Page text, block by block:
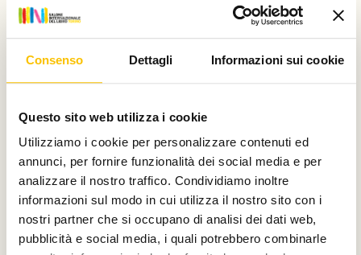
Consenso Dettagli Informazioni sui cookie
Questo sito web utilizza i cookie
Utilizziamo i cookie per personalizzare contenuti ed
annunci, per fornire funzionalità dei social media e per
analizzare il nostro traffico. Condividiamo inoltre
informazioni sul modo in cui utilizza il nostro sito con i
nostri partner che si occupano di analisi dei dati web,
pubblicità e social media, i quali potrebbero combinarle
Scopri tutte le manifestazioni letterarie di 10 regioni
italiane che nel 2026 hanno partecipato alla quarta
edizione del progetto "Luci sui festival"!